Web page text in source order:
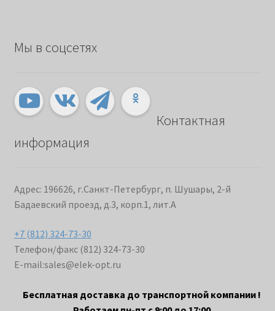
Мы в соцсетях
Контактная
информация
Адрес: 196626, г.Санкт-Петербург, п. Шушары, 2-й
Бадаевский проезд, д.3, корп.1, лит.А
+7 (812) 324-73-30
Телефон/факс (812) 324-73-30
E-mail:sales@elek-opt.ru
Бесплатная доставка до транспортной компании !